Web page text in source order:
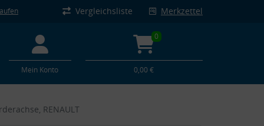
Vergleichsliste Merkzettel
Mein Konto
0
0,00 €
RENAULT